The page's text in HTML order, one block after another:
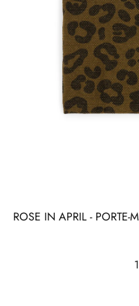
ROSE IN APRIL -